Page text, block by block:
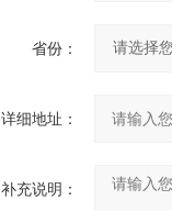
省份：
详细地址：
补充说明：